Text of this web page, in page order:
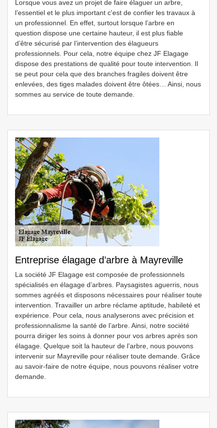
Lorsque vous avez un projet de faire élaguer un arbre,
l’essentiel et le plus important c'est de confier les travaux à
un professionnel. En effet, surtout lorsque l’arbre en
question dispose une certaine hauteur, il est plus fiable
d’être sécurisé par l’intervention des élagueurs
professionnels. Pour cela, notre équipe chez JF Elagage
dispose des prestations de qualité pour toute intervention. Il
se peut pour cela que des branches fragiles doivent être
enlevées, des tiges malades doivent être ôtées… Ainsi, nous
sommes au service de toute demande.
Entreprise élagage d’arbre à Mayreville
La société JF Elagage est composée de professionnels
spécialisés en élagage d’arbres. Paysagistes aguerris, nous
sommes agréés et disposons nécessaires pour réaliser toute
intervention. Travailler un arbre réclame aptitude, habileté et
expérience. Pour cela, nous analyserons avec précision et
professionnalisme la santé de l’arbre. Ainsi, notre société
pourra diriger les soins à donner pour vos arbres après son
élagage. Quelque soit la hauteur de l’arbre, nous pouvons
intervenir sur Mayreville pour réaliser toute demande. Grâce
au savoir-faire de notre équipe, nous pouvons réaliser votre
demande.